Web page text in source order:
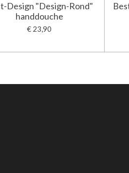
Design "Design-Rond"
handdouche
€ 23,90